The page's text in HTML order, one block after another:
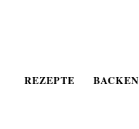
REZEPTE BACKEN